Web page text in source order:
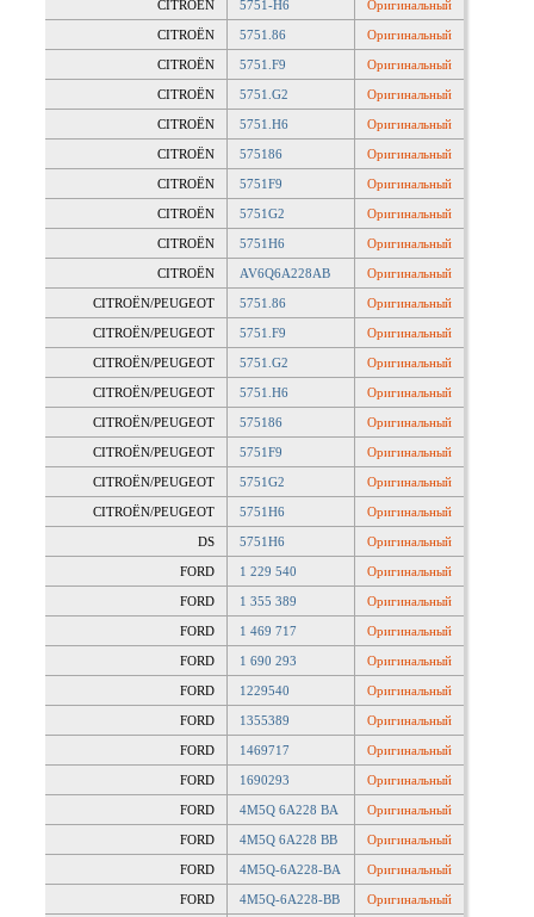
CITROËN 5751-H6 Оригинальный
CITROËN 5751.86 Оригинальный
CITROËN 5751.F9 Оригинальный
CITROËN 5751.G2 Оригинальный
CITROËN 5751.H6 Оригинальный
CITROËN 575186 Оригинальный
CITROËN 5751F9 Оригинальный
CITROËN 5751G2 Оригинальный
CITROËN 5751H6 Оригинальный
CITROËN AV6Q6A228AB Оригинальный
CITROËN/PEUGEOT 5751.86 Оригинальный
CITROËN/PEUGEOT 5751.F9 Оригинальный
CITROËN/PEUGEOT 5751.G2 Оригинальный
CITROËN/PEUGEOT 5751.H6 Оригинальный
CITROËN/PEUGEOT 575186 Оригинальный
CITROËN/PEUGEOT 5751F9 Оригинальный
CITROËN/PEUGEOT 5751G2 Оригинальный
CITROËN/PEUGEOT 5751H6 Оригинальный
DS 5751H6 Оригинальный
FORD 1 229 540 Оригинальный
FORD 1 355 389 Оригинальный
FORD 1 469 717 Оригинальный
FORD 1 690 293 Оригинальный
FORD 1229540 Оригинальный
FORD 1355389 Оригинальный
FORD 1469717 Оригинальный
FORD 1690293 Оригинальный
FORD 4M5Q 6A228 BA Оригинальный
FORD 4M5Q 6A228 BB Оригинальный
FORD 4M5Q-6A228-BA Оригинальный
FORD 4M5Q-6A228-BB Оригинальный